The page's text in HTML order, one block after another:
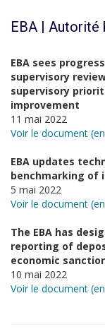
EBA | Autorité
EBA sees
supervisory
supervisory
improvement
11 mai 2022
Voir le document
EBA updates
benchmarking of
5 mai 2022
Voir le document
The EBA has
reporting of
economic
10 mai 2022
Voir le document